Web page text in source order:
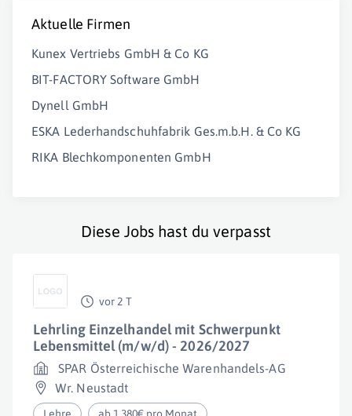
Aktuelle Firmen
Kunex Vertriebs GmbH & Co KG
BIT-FACTORY Software GmbH
Dynell GmbH
ESKA Lederhandschuhfabrik Ges.m.b.H. & Co KG
RIKA Blechkomponenten GmbH
Diese Jobs hast du verpasst
vor 2 T
Lehrling Einzelhandel mit Schwerpunkt
Lebensmittel (m/w/d) - 2026/2027
SPAR Österreichische Warenhandels-AG
Wr. Neustadt